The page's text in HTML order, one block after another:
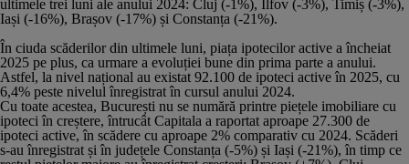
ultimele trei luni ale anului 2024: Cluj (-1%), Ilfov (-3%), Timiș (-3%),
Iași (-16%), Brașov (-17%) și Constanța (-21%).
În ciuda scăderilor din ultimele luni, piața ipotecilor active a încheiat
2025 pe plus, ca urmare a evoluției bune din prima parte a anului.
Astfel, la nivel național au existat 92.100 de ipoteci active în 2025, cu
6,4% peste nivelul înregistrat în cursul anului 2024.
Cu toate acestea, București nu se numără printre piețele imobiliare cu
ipoteci în creștere, întrucât Capitala a raportat aproape 27.300 de
ipoteci active, în scădere cu aproape 2% comparativ cu 2024. Scăderi
s-au înregistrat și în județele Constanța (-5%) și Iași (-21%), în timp ce